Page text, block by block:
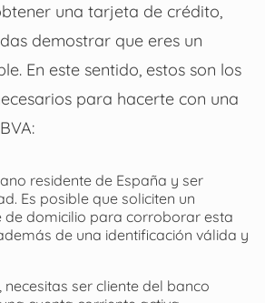
una tarjeta de crédito,
demostrar que eres un
En este sentido, estos son los
para hacerte con una
residente de España y ser
Es posible que soliciten un
domicilio para corroborar esta
de una identificación válida y
ser cliente del banco